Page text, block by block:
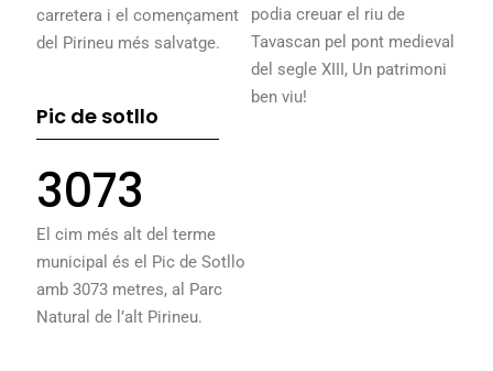
carretera i el començament
del Pirineu més salvatge.
Pic de sotllo
3073
El cim més alt del terme
municipal és el Pic de Sotllo
amb 3073 metres, al Parc
Natural de l’alt Pirineu.
podia creuar el riu de
Tavascan pel pont medieval
del segle XIII, Un patrimoni
ben viu!